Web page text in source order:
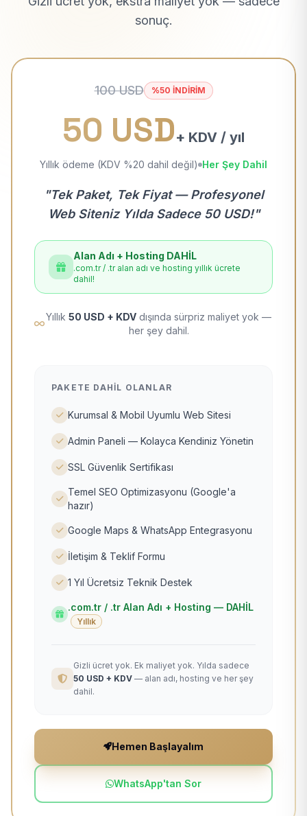
sonuç.
100 USD %50 İNDİRİM
50 USD+ KDV / yıl
Yıllık ödeme (KDV %20 dahil değil) Her Şey Dahil
"Tek Paket, Tek Fiyat — Profesyonel
Web Siteniz Yılda Sadece 50 USD!"
Alan Adı + Hosting DAHİL
.com.tr / .tr alan adı ve hosting yıllık ücrete
dahil!
Yıllık 50 USD + KDV dışında sürpriz maliyet yok —
her şey dahil.
PAKETE DAHIL OLANLAR
Kurumsal & Mobil Uyumlu Web Sitesi
Admin Paneli — Kolayca Kendiniz Yönetin
SSL Güvenlik Sertifikası
Temel SEO Optimizasyonu (Google'a
hazır)
Google Maps & WhatsApp Entegrasyonu
İletişim & Teklif Formu
1 Yıl Ücretsiz Teknik Destek
.com.tr / .tr Alan Adı + Hosting — DAHİL
Yıllık
Gizli ücret yok. Ek maliyet yok. Yılda sadece
50 USD + KDV — alan adı, hosting ve her şey
dahil.
Hemen Başlayalım
WhatsApp'tan Sor